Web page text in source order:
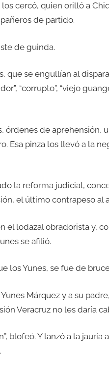
cercó, quien orilló a
de partido.
de guinda.
que se engullían al
“corrupto”, “viejo
órdenes de aprehensión,
Esa pinza los llevó a la
la reforma judicial,
el último contrapeso al
el lodazal obradorista y,
se afilió.
los Yunes, se fue de
Márquez y a su
Veracruz no les daría
blofeó. Y lanzó a la